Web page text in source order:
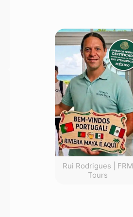
Rui Rodrigues | FRM
Tours